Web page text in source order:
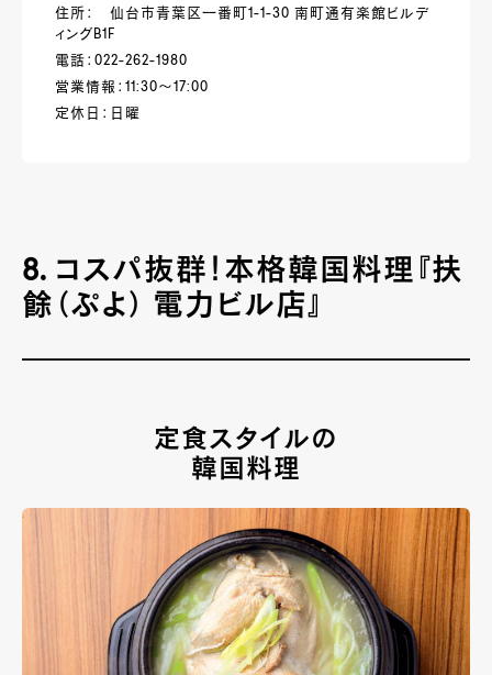
住所： 仙台市青葉区一番町1-1-30 南町通有楽館ビルデ
ィングB1F
電話：022-262-1980
営業情報：11:30～17:00
定休日：日曜
8. コスパ抜群！本格韓国料理『扶
餘（ぷよ） 電力ビル店』
定食スタイルの
韓国料理